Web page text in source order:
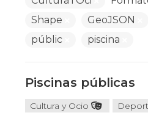
Shape
GeoJSON
públic
piscina
Piscinas públicas
Cultura y Ocio